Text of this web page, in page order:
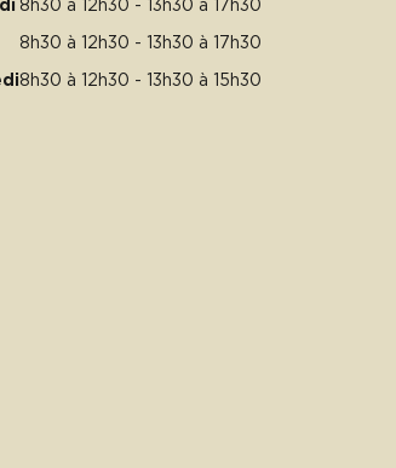
8h30 à 12h30 - 13h30 à 17h30
8h30 à 12h30 - 13h30 à 17h30
8h30 à 12h30 - 13h30 à 15h30